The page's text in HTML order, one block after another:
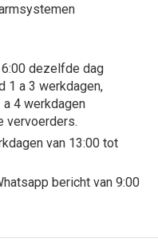
dezelfde dag
1 a 3 werkdagen,
4 werkdagen
vervoerders.
van 13:00 tot
bericht van 9:00